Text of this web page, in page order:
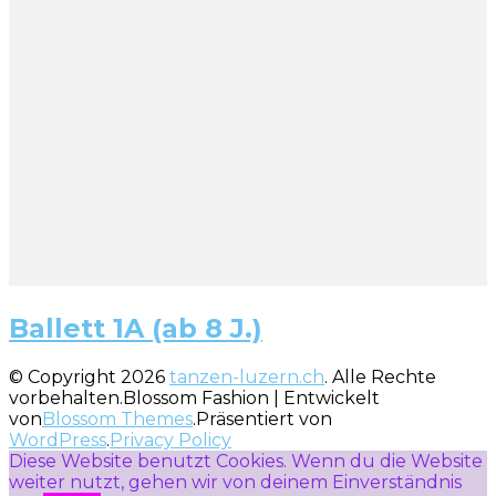
Ballett 1A (ab 8 J.)
© Copyright 2026 tanzen-luzern.ch. Alle Rechte
vorbehalten.Blossom Fashion | Entwickelt
vonBlossom Themes.Präsentiert von
WordPress.Privacy Policy
Diese Website benutzt Cookies. Wenn du die Website
weiter nutzt, gehen wir von deinem Einverständnis